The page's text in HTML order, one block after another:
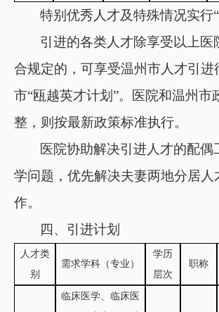
特别优秀人才及特殊情况实行
引进的各类人才除享受以上医
合规定的，可享受温州市人才引进
市“瓯越英才计划”。医院和温州市
整，则按最新政策标准执行。
医院协助解决引进人才的配偶
学问题，优先解决夫妻两地分居人
作。
四、 引进计划
人才类
别
需求学科（专业）
学历
层次
职称
临床医学、临床医